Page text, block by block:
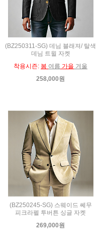
(BZ250311-SG) 데님 블래져/ 탈색
데님 트윌 자켓
착용시즌: 봄 여름 가을 겨울
258,000원
(BZ250245-SG) 스웨이드 쎄무
피크라펠 투버튼 싱글 자켓
269,000원